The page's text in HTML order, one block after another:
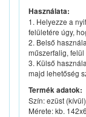
Használata:
1. Helyezze a
felületére úgy,
2. Belső
műszerfalig,
3. Külső
majd lehetőség
Termék adatok:
Szín: ezüst
Mérete: kb.